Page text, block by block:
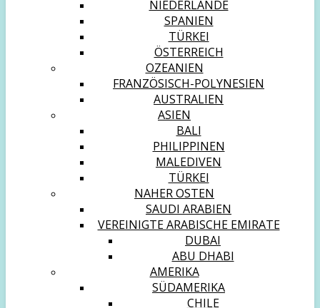
NIEDERLANDE
SPANIEN
TÜRKEI
ÖSTERREICH
OZEANIEN
FRANZÖSISCH-POLYNESIEN
AUSTRALIEN
ASIEN
BALI
PHILIPPINEN
MALEDIVEN
TÜRKEI
NAHER OSTEN
SAUDI ARABIEN
VEREINIGTE ARABISCHE EMIRATE
DUBAI
ABU DHABI
AMERIKA
SÜDAMERIKA
CHILE